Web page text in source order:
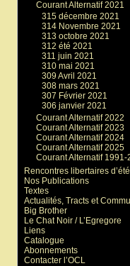
Courant Alternatif 2021
315 décembre 2021
314 Novembre 2021
313 octobre 2021
312 été 2021
311 juin 2021
310 mai 2021
309 Avril 2021
308 mars 2021
307 Février 2021
306 janvier 2021
Courant Alternatif 2022
Courant Alternatif 2023
Courant Alternatif 2024
Courant Alternatif 2025
Courant Alternatif 1991-
Rencontres libertaires d’été
Nos Publications
Textes
Actualités, Tracts et
Big Brother
Le Chat Noir / L’Egregore
Liens
Catalogue
Abonnements
Contacter l’OCL